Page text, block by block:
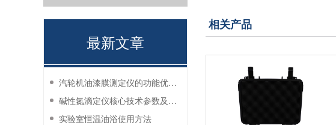
相关产品
最新文章
汽轮机油漆膜测定仪的功能优势有哪些？
碱性氮滴定仪核心技术参数及应用说明
实验室恒温油浴使用方法